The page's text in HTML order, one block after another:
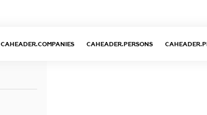
CAHEADER.COMPANIES CAHEADER.PERSONS